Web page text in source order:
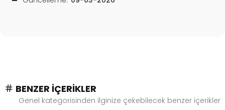
BENZER İÇERIKLER
Genel kategorisinden ilginize çekebilecek benzer içerikler